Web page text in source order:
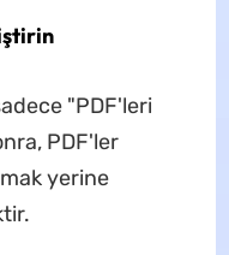
"PDF'leri
PDF'ler
yerine